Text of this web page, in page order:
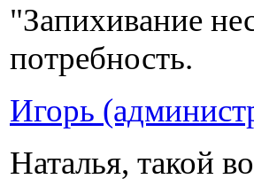
"Запихивание
потребность.
Игорь
Наталья, такой